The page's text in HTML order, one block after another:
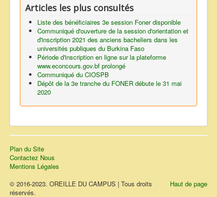
Articles les plus consultés
Liste des bénéficiaires 3e session Foner disponible
Communiqué d'ouverture de la session d'orientation et
d'inscription 2021 des anciens bacheliers dans les
universités publiques du Burkina Faso
Période d'inscription en ligne sur la plateforme
www.econcours.gov.bf prolongé
Communiqué du CIOSPB
Dépôt de la 3e tranche du FONER débute le 31 mai
2020
Plan du Site
Contactez Nous
Mentions Légales
Haut de page
© 2016-2023. OREILLE DU CAMPUS | Tous droits
réservés.